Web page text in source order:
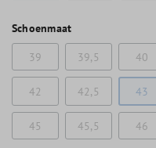
Schoenmaat
39
39,5 40
42 42,5 43
45 45,5 46